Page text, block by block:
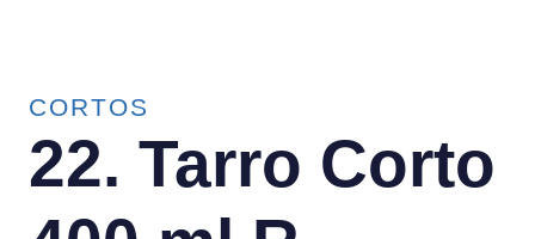
CORTOS
22. Tarro Corto